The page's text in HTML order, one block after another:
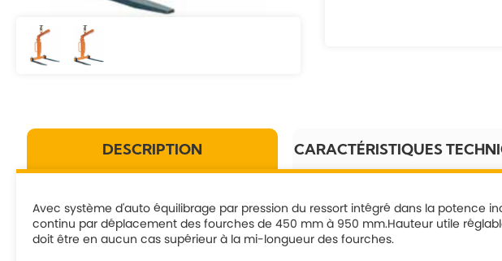
DESCRIPTION CARACTÉRISTIQUES
Avec système d'auto équilibrage par pression du ressort intégré dans la potence
continu par déplacement des fourches de 450 mm à 950 mm.Hauteur utile
doit être en aucun cas supérieur à la mi-longueur des fourches.